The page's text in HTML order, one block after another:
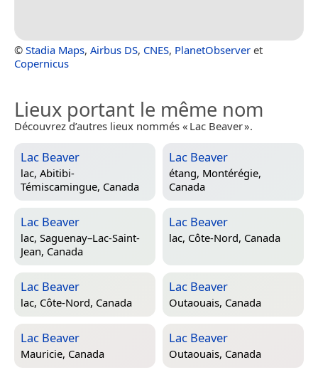
© Stadia Maps, Airbus DS, CNES, PlanetObserver et
Copernicus
Lieux portant le même nom
Découvrez d’autres lieux nommés « Lac Beaver ».
Lac Beaver
lac, Abitibi-
Témiscamingue, Canada
Lac Beaver
étang, Montérégie,
Canada
Lac Beaver
lac, Saguenay–Lac-Saint-
Jean, Canada
Lac Beaver
lac, Côte-Nord, Canada
Lac Beaver
lac, Côte-Nord, Canada
Lac Beaver
Outaouais, Canada
Lac Beaver
Mauricie, Canada
Lac Beaver
Outaouais, Canada